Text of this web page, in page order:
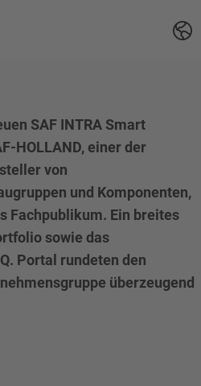
SAF INTRA Smart
HOLLAND, einer der
von
und Komponenten,
Fachpublikum. Ein breites
sowie das
Portal rundeten den
überzeugend